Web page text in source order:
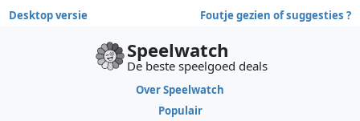
Desktop versie Foutje gezien of suggesties ?
Speelwatch
De beste speelgoed deals
Over Speelwatch
Populair